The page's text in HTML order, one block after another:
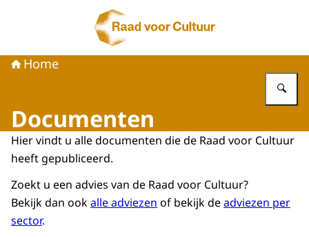
Naar de homepage van Raad voor Cultuur
Home
Documenten
Hier vindt u alle documenten die de Raad voor Cultuur
heeft gepubliceerd.
Zoekt u een advies van de Raad voor Cultuur?
Bekijk dan ookalle adviezen of bekijk deadviezen per
sector.